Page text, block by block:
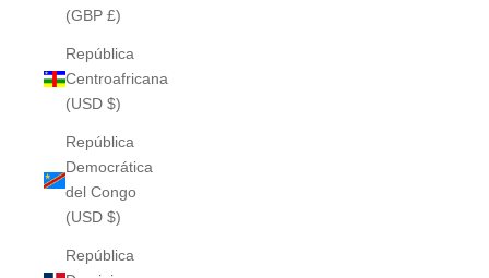
(GBP £)
República
Centroafricana
(USD $)
República
Democrática
del Congo
(USD $)
República